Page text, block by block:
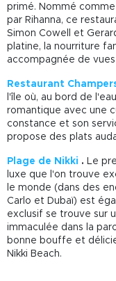
primé. Nommé
par Rihanna, ce
Simon Cowell et
platine, la nourriture
accompagnée de
Restaurant
l'île où, au bord de
romantique avec une
constance et son
propose des plats
Plage de Nikki . Le
luxe que l'on trouve
le monde (dans des
Carlo et Dubaï) est
exclusif se trouve sur
immaculée dans la
bonne bouffe et
Nikki Beach.